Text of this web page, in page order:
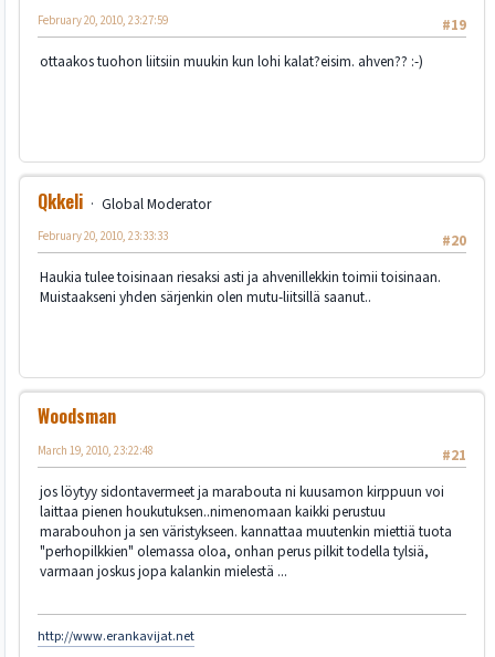
#19
February 20, 2010, 23:27:59
ottaakos tuohon liitsiin muukin kun lohi kalat?eisim. ahven?? :-)
Qkkeli
Global Moderator
#20
February 20, 2010, 23:33:33
Haukia tulee toisinaan riesaksi asti ja ahvenillekkin toimii toisinaan.
Muistaakseni yhden särjenkin olen mutu-liitsillä saanut..
Woodsman
#21
March 19, 2010, 23:22:48
jos löytyy sidontavermeet ja marabouta ni kuusamon kirppuun voi
laittaa pienen houkutuksen..nimenomaan kaikki perustuu
marabouhon ja sen väristykseen. kannattaa muutenkin miettiä tuota
"perhopilkkien" olemassa oloa, onhan perus pilkit todella tylsiä,
varmaan joskus jopa kalankin mielestä ...
http://www.erankavijat.net